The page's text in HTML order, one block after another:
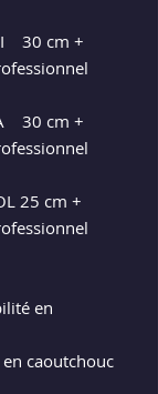
30 cm +
30 cm +
25 cm +
en
caoutchouc